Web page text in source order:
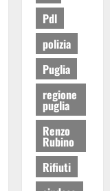
Pdl
polizia
Puglia
regione
puglia
Renzo
Rubino
Rifiuti